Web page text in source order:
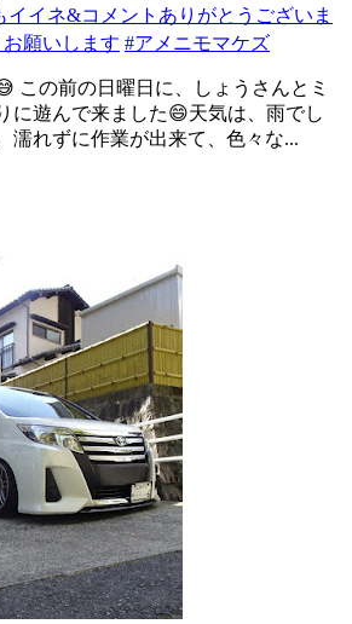
イイネ&コメントありがとうございま
願いします #アメニモマケズ
この前の日曜日に、しょうさんとミ
に遊んで来ました😄天気は、雨でし
濡れずに作業が出来て、色々な...